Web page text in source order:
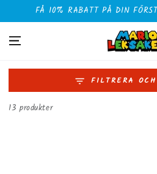
HOPPA TILL
INNEHÅLLET
FÅ 10% RABATT PÅ DIN
FILTRERA
13 produkter